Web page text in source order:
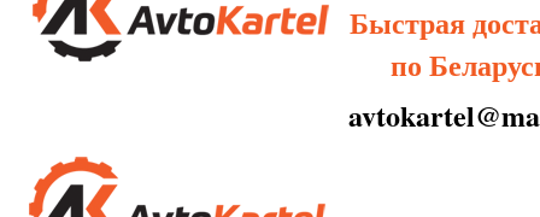
Быстрая
по